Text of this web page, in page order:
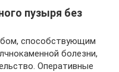
пузыря без
способствующим
болезни,
Оперативные